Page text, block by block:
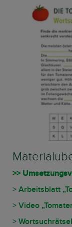
>>
> Arbeitsblatt
> Video
>